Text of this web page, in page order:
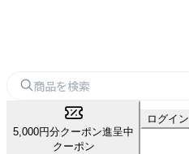
5,000円分クーポン進呈中
クーポン
ログイン